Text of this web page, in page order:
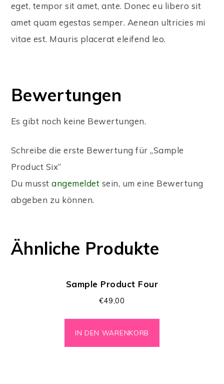
eget, tempor sit amet, ante. Donec eu libero sit
amet quam egestas semper. Aenean ultricies mi
vitae est. Mauris placerat eleifend leo.
Bewertungen
Es gibt noch keine Bewertungen.
Schreibe die erste Bewertung für „Sample
Product Six“
Du musstangemeldet sein, um eine Bewertung
abgeben zu können.
Ähnliche Produkte
Sample Product Four
€49,00
IN DEN WARENKORB